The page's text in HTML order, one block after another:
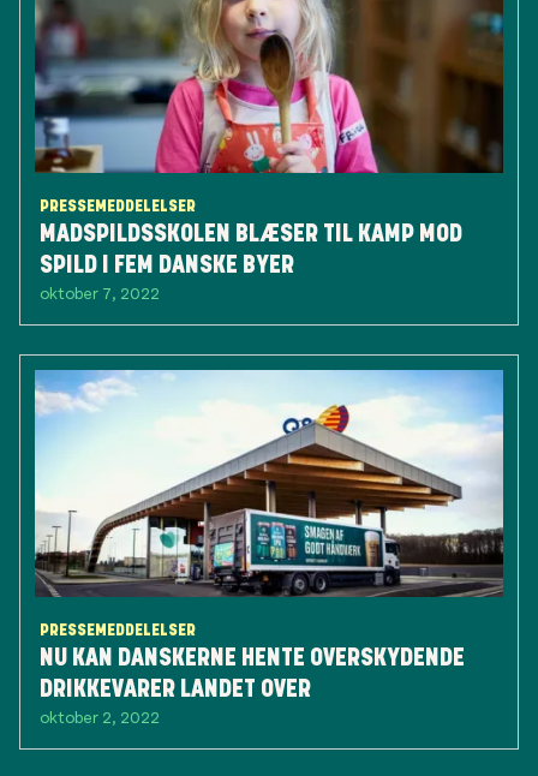
PRESSEMEDDELELSER
MADSPILDSSKOLEN BLÆSER TIL KAMP MOD
SPILD I FEM DANSKE BYER
oktober 7, 2022
PRESSEMEDDELELSER
NU KAN DANSKERNE HENTE OVERSKYDENDE
DRIKKEVARER LANDET OVER
oktober 2, 2022